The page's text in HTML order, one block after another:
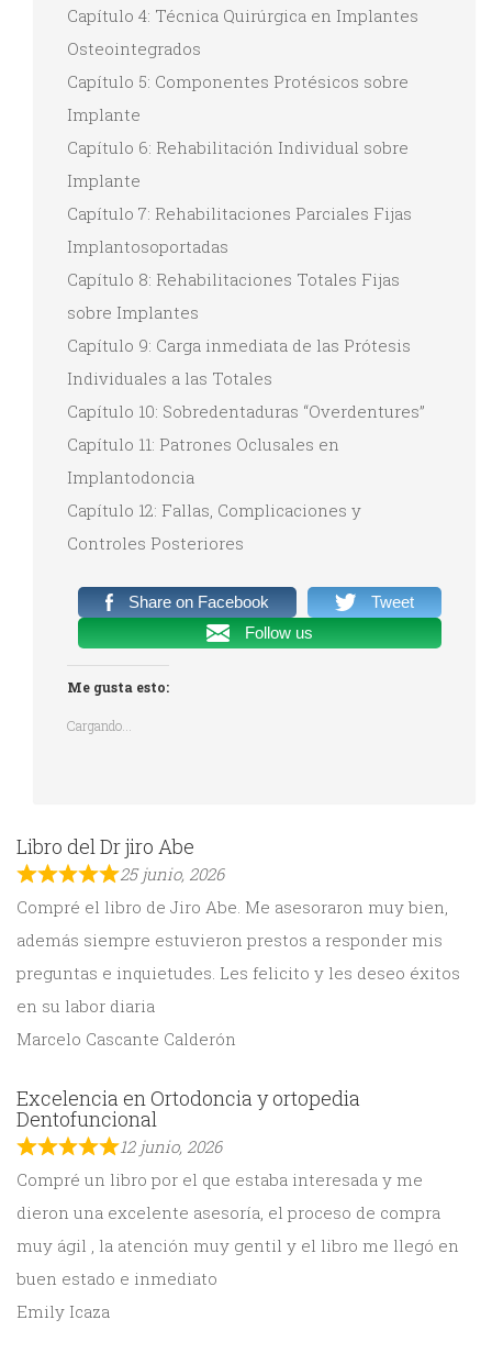
Capítulo 4: Técnica Quirúrgica en Implantes
Osteointegrados
Capítulo 5: Componentes Protésicos sobre
Implante
Capítulo 6: Rehabilitación Individual sobre
Implante
Capítulo 7: Rehabilitaciones Parciales Fijas
Implantosoportadas
Capítulo 8: Rehabilitaciones Totales Fijas
sobre Implantes
Capítulo 9: Carga inmediata de las Prótesis
Individuales a las Totales
Capítulo 10: Sobredentaduras “Overdentures”
Capítulo 11: Patrones Oclusales en
Implantodoncia
Capítulo 12: Fallas, Complicaciones y
Controles Posteriores
Share on Facebook
Tweet
Follow us
Me gusta esto:
Cargando...
Libro del Dr jiro Abe
25 junio, 2026
Compré el libro de Jiro Abe. Me asesoraron muy bien,
además siempre estuvieron prestos a responder mis
preguntas e inquietudes. Les felicito y les deseo éxitos
en su labor diaria
Marcelo Cascante Calderón
Excelencia en Ortodoncia y ortopedia
Dentofuncional
12 junio, 2026
Compré un libro por el que estaba interesada y me
dieron una excelente asesoría, el proceso de compra
muy ágil , la atención muy gentil y el libro me llegó en
buen estado e inmediato
Emily Icaza